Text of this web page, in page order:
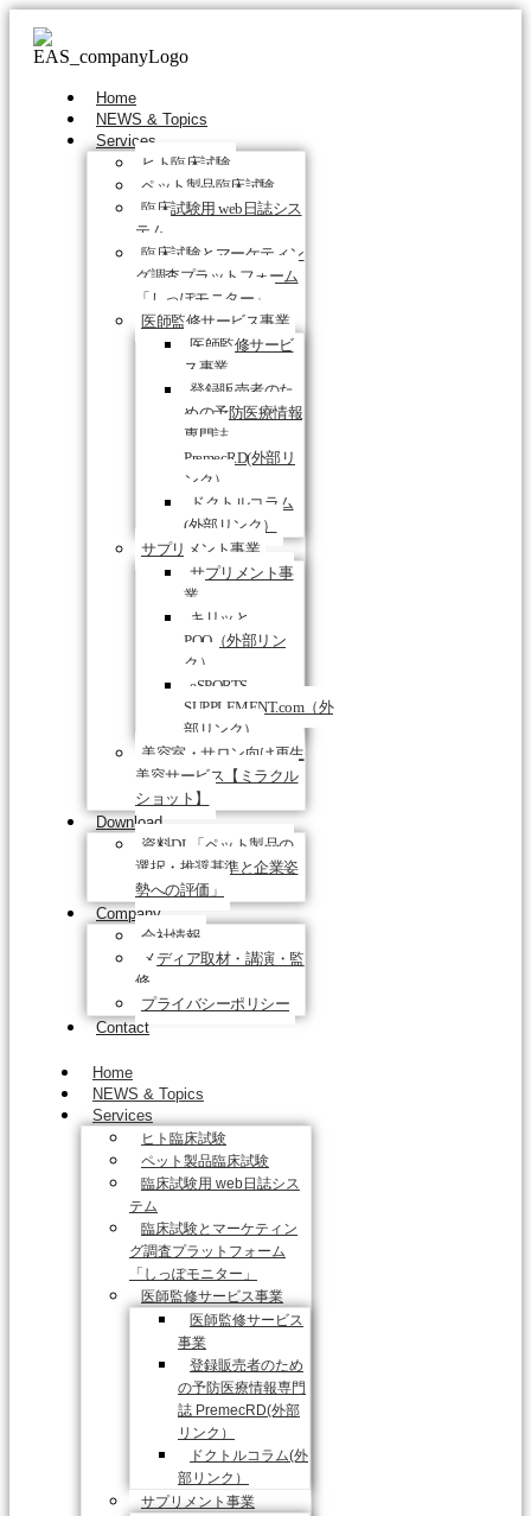
Home
NEWS & Topics
Services
ヒト臨床試験
ペット製品臨床試験
臨床試験用 web日誌シス
テム
臨床試験とマーケティン
グ調査プラットフォーム
「しっぽモニター」
医師監修サービス事業
医師監修サービ
ス事業
登録販売者のた
めの予防医療情報
専門誌
PremecRD(外部リ
ンク）
ドクトルコラム
(外部リンク）
サプリメント事業
サプリメント事
業
キリッと
PQQ（外部リン
ク）
eSPORTS-
SUPPLEMENT.com（外
部リンク）
美容室・サロン向け再生
美容サービス【ミラクル
ショット】
Download
資料DL「ペット製品の
選択・推奨基準と企業姿
勢への評価」
Company
会社情報
メディア取材・講演・監
修
プライバシーポリシー
Contact
Home
NEWS & Topics
Services
ヒト臨床試験
ペット製品臨床試験
臨床試験用 web日誌シス
テム
臨床試験とマーケティン
グ調査プラットフォーム
「しっぽモニター」
医師監修サービス事業
医師監修サービス
事業
登録販売者のため
の予防医療情報専門
誌 PremecRD(外部
リンク）
ドクトルコラム(外
部リンク）
サプリメント事業